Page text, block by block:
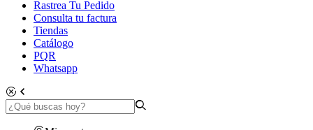
Rastrea Tu Pedido
Consulta tu factura
Tiendas
Catálogo
PQR
Whatsapp